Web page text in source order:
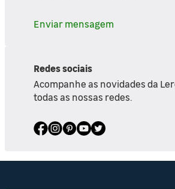
Enviar mensagem
Redes sociais
Acompanhe as novidades da
todas as nossas redes.